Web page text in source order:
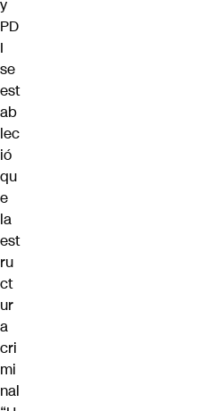
y
PD
I
se
est
ab
lec
ió
qu
e
la
est
ru
ct
ur
a
cri
mi
nal